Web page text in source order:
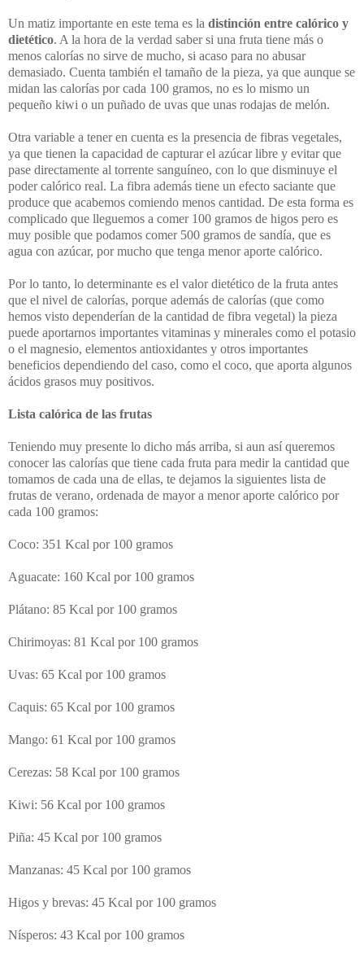
Un matiz importante en este tema es la distinción entre calórico y
dietético. A la hora de la verdad saber si una fruta tiene más o
menos calorías no sirve de mucho, si acaso para no abusar
demasiado. Cuenta también el tamaño de la pieza, ya que aunque se
midan las calorías por cada 100 gramos, no es lo mismo un
pequeño kiwi o un puñado de uvas que unas rodajas de melón.
Otra variable a tener en cuenta es la presencia de fibras vegetales,
ya que tienen la capacidad de capturar el azúcar libre y evitar que
pase directamente al torrente sanguíneo, con lo que disminuye el
poder calórico real. La fibra además tiene un efecto saciante que
produce que acabemos comiendo menos cantidad. De esta forma es
complicado que lleguemos a comer 100 gramos de higos pero es
muy posible que podamos comer 500 gramos de sandía, que es
agua con azúcar, por mucho que tenga menor aporte calórico.
Por lo tanto, lo determinante es el valor dietético de la fruta antes
que el nivel de calorías, porque además de calorías (que como
hemos visto dependerían de la cantidad de fibra vegetal) la pieza
puede aportarnos importantes vitaminas y minerales como el potasio
o el magnesio, elementos antioxidantes y otros importantes
beneficios dependiendo del caso, como el coco, que aporta algunos
ácidos grasos muy positivos.
Lista calórica de las frutas
Teniendo muy presente lo dicho más arriba, si aun así queremos
conocer las calorías que tiene cada fruta para medir la cantidad que
tomamos de cada una de ellas, te dejamos la siguientes lista de
frutas de verano, ordenada de mayor a menor aporte calórico por
cada 100 gramos:
Coco: 351 Kcal por 100 gramos
Aguacate: 160 Kcal por 100 gramos
Plátano: 85 Kcal por 100 gramos
Chirimoyas: 81 Kcal por 100 gramos
Uvas: 65 Kcal por 100 gramos
Caquis: 65 Kcal por 100 gramos
Mango: 61 Kcal por 100 gramos
Cerezas: 58 Kcal por 100 gramos
Kiwi: 56 Kcal por 100 gramos
Piña: 45 Kcal por 100 gramos
Manzanas: 45 Kcal por 100 gramos
Higos y brevas: 45 Kcal por 100 gramos
Nísperos: 43 Kcal por 100 gramos